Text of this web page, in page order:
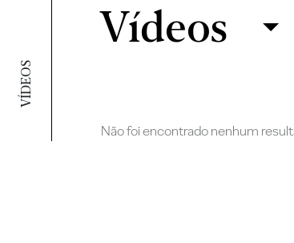
VÍDEOS
Filtrar
Vídeos
Não foi encontrado nenhum